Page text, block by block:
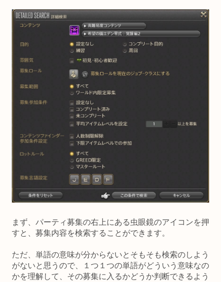
まず、パーティ募集の右上にある虫眼鏡のアイコンを押
すと、募集内容を検索することができます。
ただ、単語の意味が分からないとそもそも検索のしよう
がないと思うので、１つ１つの単語がどういう意味なの
かを理解して、その募集に入るかどうか判断できるよう